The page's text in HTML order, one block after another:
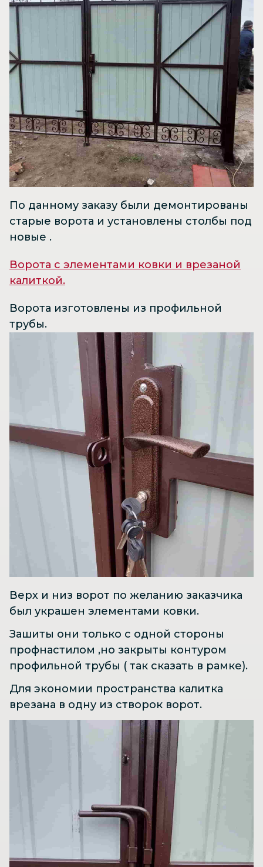
По данному заказу были демонтированы
старые ворота и установлены столбы под
новые .
Ворота с элементами ковки и врезаной
калиткой.
Ворота изготовлены из профильной
трубы.
Верх и низ ворот по желанию заказчика
был украшен элементами ковки.
Зашиты они только с одной стороны
профнастилом ,но закрыты контуром
профильной трубы ( так сказать в рамке).
Для экономии пространства калитка
врезана в одну из створок ворот.